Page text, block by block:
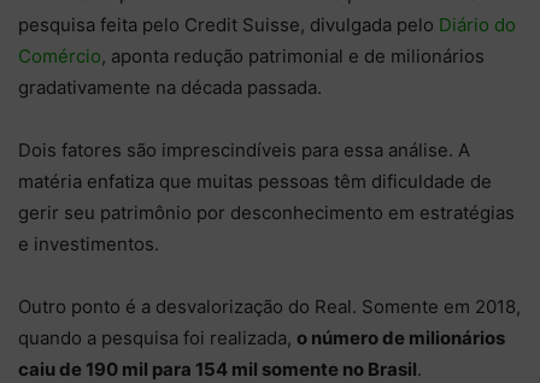
pesquisa feita pelo Credit Suisse, divulgada pelo Diário do
Comércio, aponta redução patrimonial e de milionários
gradativamente na década passada.
Dois fatores são imprescindíveis para essa análise. A
matéria enfatiza que muitas pessoas têm dificuldade de
gerir seu patrimônio por desconhecimento em estratégias
e investimentos.
Outro ponto é a desvalorização do Real. Somente em 2018,
quando a pesquisa foi realizada, o número de milionários
caiu de 190 mil para 154 mil somente no Brasil.